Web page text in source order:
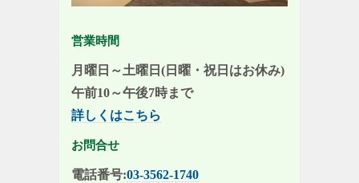
営業時間
月曜日～土曜日(日曜・祝日はお休み)
午前10～午後7時まで
詳しくはこちら
お問合せ
電話番号:03-3562-1740